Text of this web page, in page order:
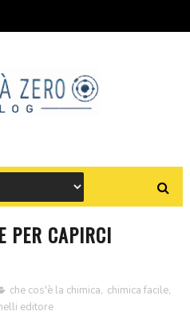
PER CAPIRCI
che cos'è la chimica, chimica facile,
editore